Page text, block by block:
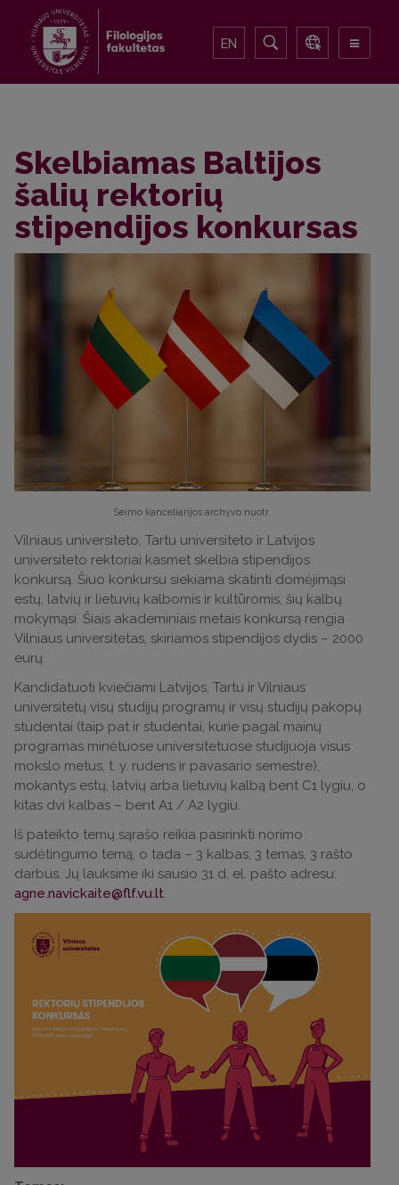
EN
Skelbiamas Baltijos
šalių rektorių
stipendijos konkursas
Seimo kanceliarijos archyvo nuotr.
Vilniaus universiteto, Tartu universiteto ir Latvijos
universiteto rektoriai kasmet skelbia stipendijos
konkursą. Šiuo konkursu siekiama skatinti domėjimąsi
estų, latvių ir lietuvių kalbomis ir kultūromis, šių kalbų
mokymąsi. Šiais akademiniais metais konkursą rengia
Vilniaus universitetas, skiriamos stipendijos dydis – 2000
eurų.
Kandidatuoti kviečiami Latvijos, Tartu ir Vilniaus
universitetų visų studijų programų ir visų studijų pakopų
studentai (taip pat ir studentai, kurie pagal mainų
programas minėtuose universitetuose studijuoja visus
mokslo metus, t. y. rudens ir pavasario semestre),
mokantys estų, latvių arba lietuvių kalbą bent C1 lygiu, o
kitas dvi kalbas – bent A1 / A2 lygiu.
Iš pateikto temų sąrašo reikia pasirinkti norimo
sudėtingumo temą, o tada – 3 kalbas, 3 temas, 3 rašto
darbus. Jų lauksime iki sausio 31 d. el. pašto adresu:
agne.navickaite@flf.vu.lt.